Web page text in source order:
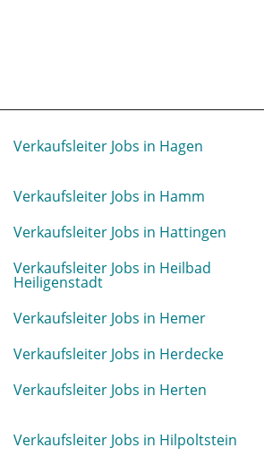
Verkaufsleiter Jobs in Hagen
Verkaufsleiter Jobs in Hamm
Verkaufsleiter Jobs in Hattingen
Verkaufsleiter Jobs in Heilbad
Heiligenstadt
Verkaufsleiter Jobs in Hemer
Verkaufsleiter Jobs in Herdecke
Verkaufsleiter Jobs in Herten
Verkaufsleiter Jobs in Hilpoltstein